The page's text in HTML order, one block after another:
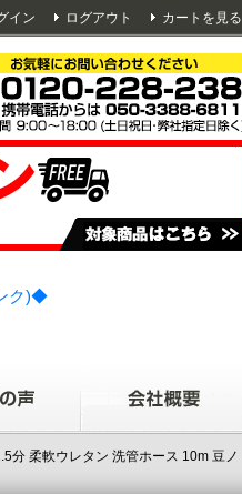
イン ログアウト カートを見る
ク)◆
分 柔軟ウレタン 洗管ホース 10m 豆ノ